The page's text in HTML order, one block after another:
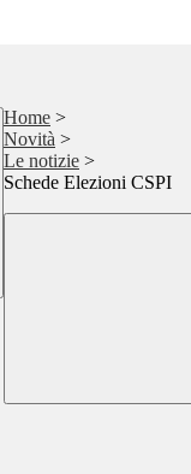
Home >
Novità >
Le notizie >
Schede Elezioni CSPI